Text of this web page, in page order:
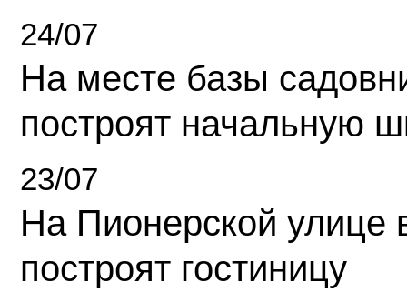
24/07
На месте базы
построят начальную
23/07
На Пионерской улице
построят гостиницу